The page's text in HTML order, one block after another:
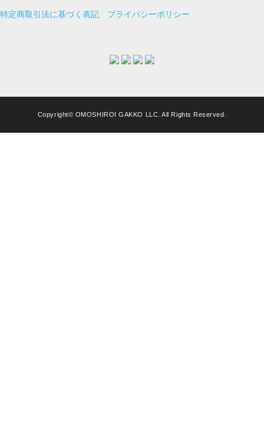
特定商取引法に基づく表記 プライバシーポリシー
Copyright© OMOSHIROI GAKKO LLC. All Rights Reserved.